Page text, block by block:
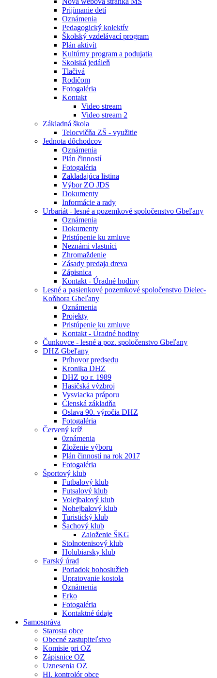
Prijímanie detí
Oznámenia
Pedagogický kolektív
Školský vzdelávací program
Plán aktivít
Kultúrny program a podujatia
Školská jedáleň
Tlačivá
Rodičom
Fotogaléria
Kontakt
Video stream
Video stream 2
Základná škola
Telocvičňa ZŠ - využitie
Jednota dôchodcov
Oznámenia
Plán činností
Fotogaléria
Zakladajúca listina
Výbor ZO JDS
Dokumenty
Informácie a rady
Urbariát - lesné a pozemkové spoločenstvo Gbeľany
Oznámenia
Dokumenty
Pristúpenie ku zmluve
Neznámi vlastníci
Zhromaždenie
Zásady predaja dreva
Zápisnica
Kontakt - Úradné hodiny
Lesné a pasienkové pozemkové spoločenstvo Dielec-
Koňhora Gbeľany
Oznámenia
Projekty
Pristúpenie ku zmluve
Kontakt - Úradné hodiny
Čunkovce - lesné a poz. spoločenstvo Gbeľany
DHZ Gbeľany
Príhovor predsedu
Kronika DHZ
DHZ po r. 1989
Hasičská výzbroj
Vysviacka práporu
Členská základňa
Oslava 90. výročia DHZ
Fotogaléria
Červený kríž
0známenia
Zloženie výboru
Plán činností na rok 2017
Fotogaléria
Športový klub
Futbalový klub
Futsalový klub
Volejbalový klub
Nohejbalový klub
Turistický klub
Šachový klub
Založenie ŠKG
Stolnotenisový klub
Holubiarsky klub
Farský úrad
Poriadok bohoslužieb
Upratovanie kostola
Oznámenia
Erko
Fotogaléria
Kontaktné údaje
Samospráva
Starosta obce
Obecné zastupiteľstvo
Komisie pri OZ
Zápisnice OZ
Uznesenia OZ
Hl. kontrolór obce